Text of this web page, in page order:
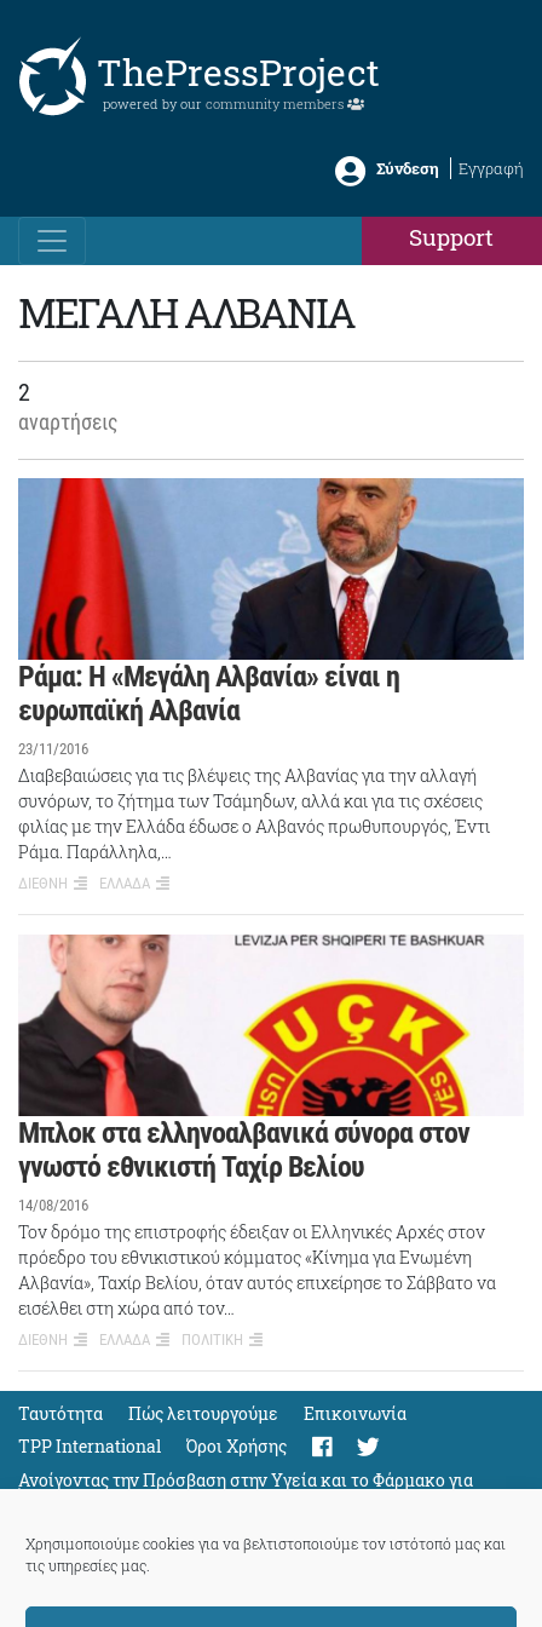
Χρησιμοποιούμε cookies για να βελτιστοποιούμε τον ιστότοπό μας και
τις υπηρεσίες μας.
ThePressProject
powered by our community members
Σύνδεση Εγγραφή
Support
ΜΕΓΑΛΗ ΑΛΒΑΝΙΑ
2
αναρτήσεις
Ράμα: Η «Μεγάλη Αλβανία» είναι η
ευρωπαϊκή Αλβανία
23/11/2016
Διαβεβαιώσεις για τις βλέψεις της Αλβανίας για την αλλαγή
συνόρων, το ζήτημα των Τσάμηδων, αλλά και για τις σχέσεις
φιλίας με την Ελλάδα έδωσε ο Αλβανός πρωθυπουργός, Έντι
Ράμα. Παράλληλα,…
ΔΙΕΘΝΗ ΕΛΛΑΔΑ
Μπλοκ στα ελληνοαλβανικά σύνορα στον
γνωστό εθνικιστή Ταχίρ Βελίου
14/08/2016
Τον δρόμο της επιστροφής έδειξαν οι Ελληνικές Αρχές στον
πρόεδρο του εθνικιστικού κόμματος «Κίνημα για Ενωμένη
Αλβανία», Ταχίρ Βελίου, όταν αυτός επιχείρησε το Σάββατο να
εισέλθει στη χώρα από τον…
ΔΙΕΘΝΗ ΕΛΛΑΔΑ ΠΟΛΙΤΙΚΗ
Ταυτότητα Πώς λειτουργούμε
Eπικοινωνία
TPP International
Όροι Χρήσης
Ανοίγοντας την Πρόσβαση στην Υγεία και το Φάρμακο για
Όλους
Support